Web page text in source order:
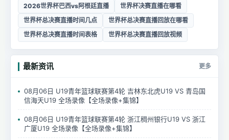
2026世界杯巴西vs阿根廷直播
世界杯决赛直播在哪看
世界杯总决赛直播时间几点
世界杯总决赛直播回放在哪看
世界杯总决赛直播时间表格
世界杯总决赛直播回放视频
最新资讯 更多
08月06日 U19青年篮球联赛第4轮 吉林东北虎U19 VS 青岛国
信海天U19 全场录像【全场录像+集锦】
08月06日 U19青年篮球联赛第4轮 浙江稠州银行U19 VS 浙江
广厦U19 全场录像【全场录像+集锦】